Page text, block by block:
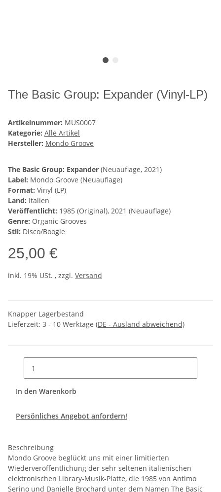
The Basic Group: Expander (Vinyl-LP)
Artikelnummer: MUS0007
Kategorie: Alle Artikel
Hersteller: Mondo Groove
The Basic Group: Expander (Neuauflage, 2021)
Label: Mondo Groove (Neuauflage)
Format: Vinyl (LP)
Land: Italien
Veröffentlicht: 1985 (Original), 2021 (Neuauflage)
Genre: Organic Grooves
Stil: Disco/Boogie
25,00 €
inkl. 19% USt. , zzgl. Versand
Knapper Lagerbestand
Lieferzeit: 3 - 10 Werktage (DE - Ausland abweichend)
In den Warenkorb
Persönliches Angebot anfordern!
Beschreibung
Mondo Groove beglückt uns mit einer limitierten
Wiederveröffentlichung der sehr seltenen italienischen
elektronischen Library-Musik-Platte, die 1985 von Antimo
Serino und Danielle Brochard unter dem Namen The Basic